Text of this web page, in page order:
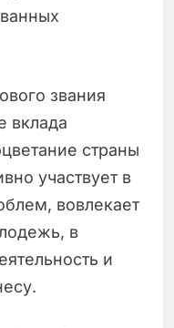
звания
вклада
страны
участвует в
вовлекает
в
и